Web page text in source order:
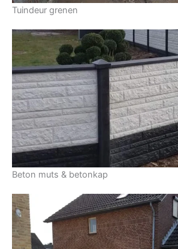
Tuindeur grenen
Beton muts & betonkap